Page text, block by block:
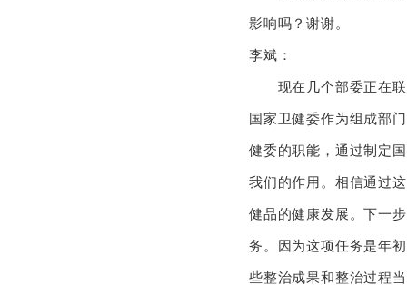
影响吗？谢谢。
李斌：
现在几个部委正在联
国家卫健委作为组成部
健委的职能，通过制定
我们的作用。相信通过
健品的健康发展。下一
务。因为这项任务是年
些整治成果和整治过程